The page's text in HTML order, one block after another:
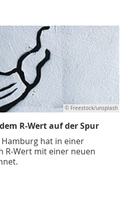
© Freestock/unsplash
R-Wert auf der Spur
Hamburg hat in einer
R-Wert mit einer neuen